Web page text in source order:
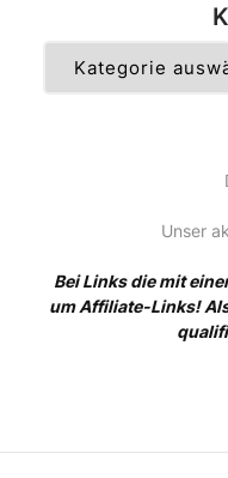
Unser
Bei Links die mit
um Affiliate-Links!